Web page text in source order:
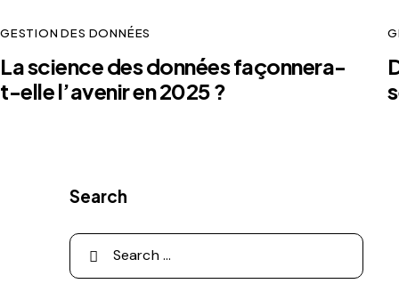
GESTION DES DONNÉES
La science des données façonnera-
t-elle l’avenir en 2025 ?
Search